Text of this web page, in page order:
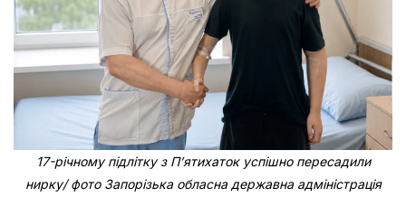
17-річному підлітку з Пʼятихаток успішно пересадили
нирку/ фото Запорізька обласна державна адміністрація